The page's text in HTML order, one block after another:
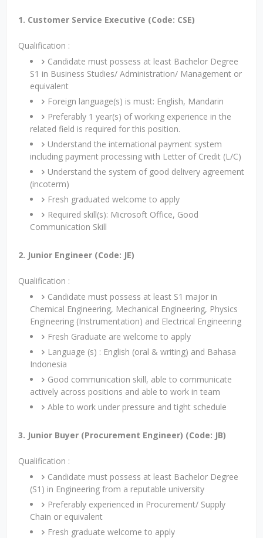
1. Customer Service Executive (Code: CSE)
Qualification :
Candidate must possess at least Bachelor Degree
S1 in Business Studies/ Administration/ Management or
equivalent
Foreign language(s) is must: English, Mandarin
Preferably 1 year(s) of working experience in the
related field is required for this position.
Understand the international payment system
including payment processing with Letter of Credit (L/C)
Understand the system of good delivery agreement
(incoterm)
Fresh graduated welcome to apply
Required skill(s): Microsoft Office, Good
Communication Skill
2. Junior Engineer (Code: JE)
Qualification :
Candidate must possess at least S1 major in
Chemical Engineering, Mechanical Engineering, Physics
Engineering (Instrumentation) and Electrical Engineering
Fresh Graduate are welcome to apply
Language (s) : English (oral & writing) and Bahasa
Indonesia
Good communication skill, able to communicate
actively across positions and able to work in team
Able to work under pressure and tight schedule
3. Junior Buyer (Procurement Engineer) (Code: JB)
Qualification :
Candidate must possess at least Bachelor Degree
(S1) in Engineering from a reputable university
Preferably experienced in Procurement/ Supply
Chain or equivalent
Fresh graduate welcome to apply